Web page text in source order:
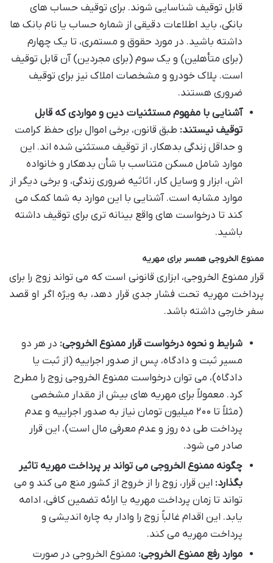
قابل توقیف شناسایی شوند. برای توقیف حساب های
بانکی، باید اطلاعات دقیقی از شماره حساب یا نام بانک ها
داشته باشید. در مورد حقوق و مستمری، تا یک چهارم
(برای متأهلین) و یک سوم (برای مجردین) آن قابل توقیف
است. پلاک خودرو و مشخصات املاک نیز برای توقیف
ضروری هستند.
آشنایی با مفهوم مستثنیات دین و مواردی که قابل
توقیف نیستند: طبق قانون، برخی اموال برای حفظ کرامت
و حداقل زندگی بدهکار، از توقیف مستثنی شده اند. این
موارد شامل مسکن متناسب با شأن بدهکار و خانواده
اش، ابزار و وسایل کار، اثاثیه ضروری زندگی، و برخی دیگر از
موارد مشابه است. آشنایی با این موارد به شما کمک می
کند تا درخواست های واقع بینانه تری برای توقیف داشته
باشید.
ممنوع الخروجی همسر برای مهریه
قرار ممنوع الخروجی، ابزاری قانونی است که می تواند زوج را برای
پرداخت مهریه تحت فشار جدی قرار دهد، به ویژه اگر او قصد
سفر خارجی داشته باشد.
شرایط و نحوه درخواست قرار ممنوع الخروجی: در هر دو
مسیر ثبت و دادگاه، پس از صدور اجراییه (از ثبت یا
دادگاه)، می توان درخواست ممنوع الخروجی زوج را مطرح
کرد. معمولاً برای مهریه های بیش از مقدار مشخصی
(مثلاً تا ۲۰۰ میلیون تومان نیاز به صدور اجراییه و عدم
پرداخت طی ده روز و عدم معرفی مال است)، این قرار
صادر می شود.
چگونه ممنوع الخروجی می تواند بر پرداخت مهریه تاثیر
بگذارد: این قرار، زوج را از خروج از کشور منع می کند و می
تواند تا زمان پرداخت مهریه یا ارائه تضمین کافی، ادامه
یابد. این اقدام غالباً زوج را وادار به چاره اندیشی و
پرداخت مهریه می کند.
موارد رفع ممنوع الخروجی: ممنوع الخروجی در صورت